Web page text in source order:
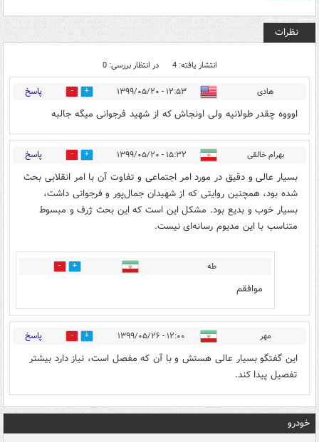
نظرات
انتشار یافته: 4 در انتظار بررسی: 0
هادی ۱۲:۵۳ - ۱۳۹۹/۰۵/۲۰ 3 پاسخ
اوووه چقدر طولانیه ولی اونجاش که از شهید فرجوانی میگه جالبه
بهرام خالقی ۱۵:۳۲ - ۱۳۹۹/۰۵/۲۰ 14 پاسخ
بسیار عالی و دقیق در مورد امر اجتماعی و تفاوت آن با امر انقلابی بحث
شده بود، همچنین روایتی که از شهیدان جمال‌پور و فرجوانی داشت،
بسیار خوب و بدیع بود. مشکل این است که این بحث ژرف و مبسوط
متناسب با این مدیوم رسانه‌ای نیست.
طه 1
موافقم
مهر ۱۲:۰۰ - ۱۳۹۹/۰۵/۲۶ 1 پاسخ
این گفتگو بسیار عالی هستش و با آن که مفصل است، نیاز دارد بیشتر
تفصیل پیدا کند.
خودرو